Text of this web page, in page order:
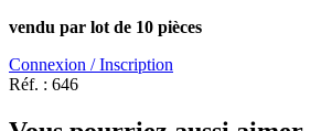
vendu par lot de 10 pièces
Connexion / Inscription
Réf. : 646